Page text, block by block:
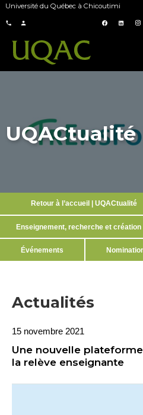
Université du Québec à Chicoutimi
UQACtualité
Retour à l’accueil | UQACtualité
Enseignement, recherche et création
Événements
Actualités
15 novembre 2021
Une nouvelle
la relève enseignante